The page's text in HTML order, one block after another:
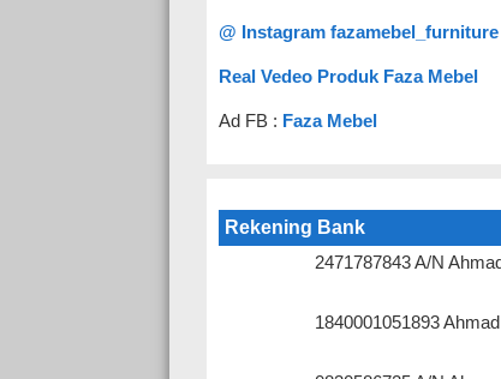
@ Instagram fazamebel_furniture
Real Vedeo Produk Faza Mebel
Ad FB : Faza Mebel
Rekening Bank
2471787843 A/N
1840001051893